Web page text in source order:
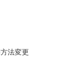
法変更